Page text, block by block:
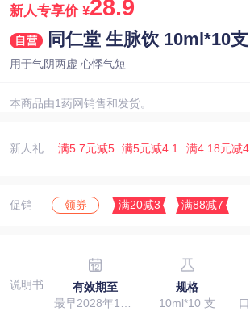
新人专享价 ¥28.9
同仁堂 生脉饮 10ml*10支
用于气阴两虚 心悸气短
本商品由1药网销售和发货。
新人礼 满5.7元减5 满5元减4.1 满4.18元减4
促销 领券 满20减3 满88减7
说明书
有效期至
规格
10ml*10 支